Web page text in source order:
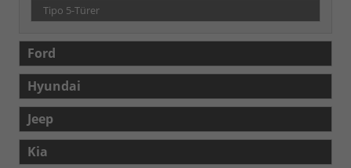
Tipo 5-Türer
Ford
Hyundai
Jeep
Kia